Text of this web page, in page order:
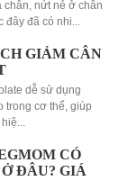
chân, nứt nẻ ở chân
đã có nhi...
GIẢM CÂN
dễ sử dụng
trong cơ thể, giúp
CÓ
ĐÂU? GIÁ